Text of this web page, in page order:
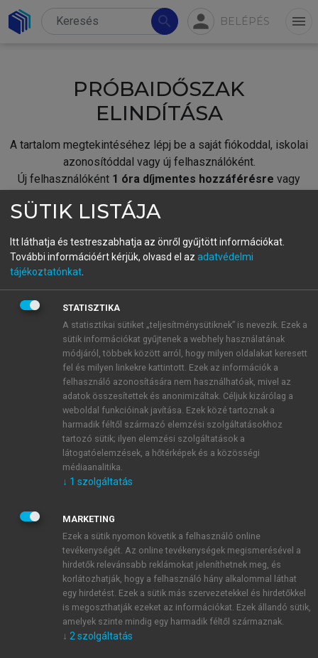
search person BELÉPÉS menu
PRÓBAIDŐSZAK
ELINDÍTÁSA
A tartalom megtekintéséhez lépj be a saját fiókoddal, iskolai
azonosítóddal vagy új felhasználóként.
Új felhasználóként 1 óra díjmentes hozzáférésre vagy
fiókoddal,vagy hozz létre új fiókot.
A regisztráció után apróbaidőszakautomatikusan
BELÉPÉS SAJÁT FIÓKKAL
ÚJ FIÓK LÉTREHOZÁSA
1 óra díjmentes hozzáférés
E-MAIL-CÍM
JELSZÓ
JELSZÓ ÚJRA
Kérek értesítést a MeRSZ újdonságairól, akcióiról.
Kérek értesítést az Akadémiai Kiadó Zrt. újdonságairól,
SÜTIK LISTÁJA
Itt láthatja és testreszabhatja az önről gyűjtött információkat.
További információért kérjük, olvasd el az adatvédelmi
tájékoztatónkat
STATISZTIKA
A statisztikai sütiket „teljesítménysütiknek” is nevezik. Ezek a
sütik információkat gyűjtenek a webhely használatának
módjáról, többek között arról, hogy milyen oldalakat keresett
fel és milyen linkekre kattintott. Ezek az információk a
felhasználó azonosítására nem használhatóak, mivel az
adatok összesítettek és anonimizáltak. Céljuk kizárólag a
weboldal funkcióinak javítása. Ezek közé tartoznak a
harmadik féltől származó elemzési szolgáltatásokhoz
tartozó sütik; ilyen elemzési szolgáltatások a
látogatóelemzések, a hőtérképek és a közösségi
médiaanalitika.
↓ 1 szolgáltatás
MARKETING
Ezek a sütik nyomon követik a felhasználó online
tevékenységét. Az online tevékenységek megismerésével a
hirdetők relevánsabb reklámokat jeleníthetnek meg, és
korlátozhatják, hogy a felhasználó hány alkalommal láthat
egy hirdetést. Ezek a sütik más szervezetekkel és hirdetőkkel
is megoszthatják ezeket az információkat. Ezek állandó sütik,
amelyek szinte mindig egy harmadik féltől származnak.
↓ 2 szolgáltatás